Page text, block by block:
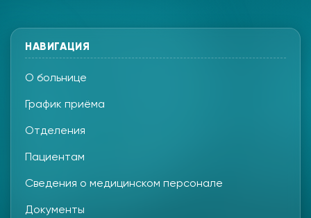
НАВИГАЦИЯ
О больнице
График приёма
Отделения
Пациентам
Сведения о медицинском персонале
Документы